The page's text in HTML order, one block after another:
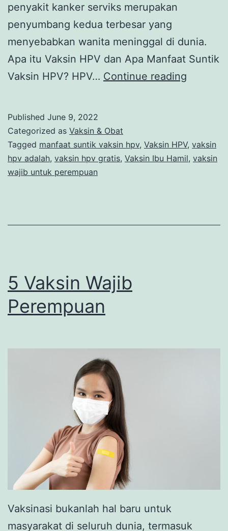
penyakit kanker serviks merupakan
penyumbang kedua terbesar yang
menyebabkan wanita meninggal di dunia.
Apa itu Vaksin HPV dan Apa Manfaat Suntik
Vaksin HPV? HPV… Continue reading
Vaksin
HPV
Published June 9, 2022
Categorized as Vaksin & Obat
Tagged manfaat suntik vaksin hpv, Vaksin HPV, vaksin
hpv adalah, vaksin hpv gratis, Vaksin Ibu Hamil, vaksin
wajib untuk perempuan
5 Vaksin Wajib
Perempuan
Vaksinasi bukanlah hal baru untuk
masyarakat di seluruh dunia, termasuk